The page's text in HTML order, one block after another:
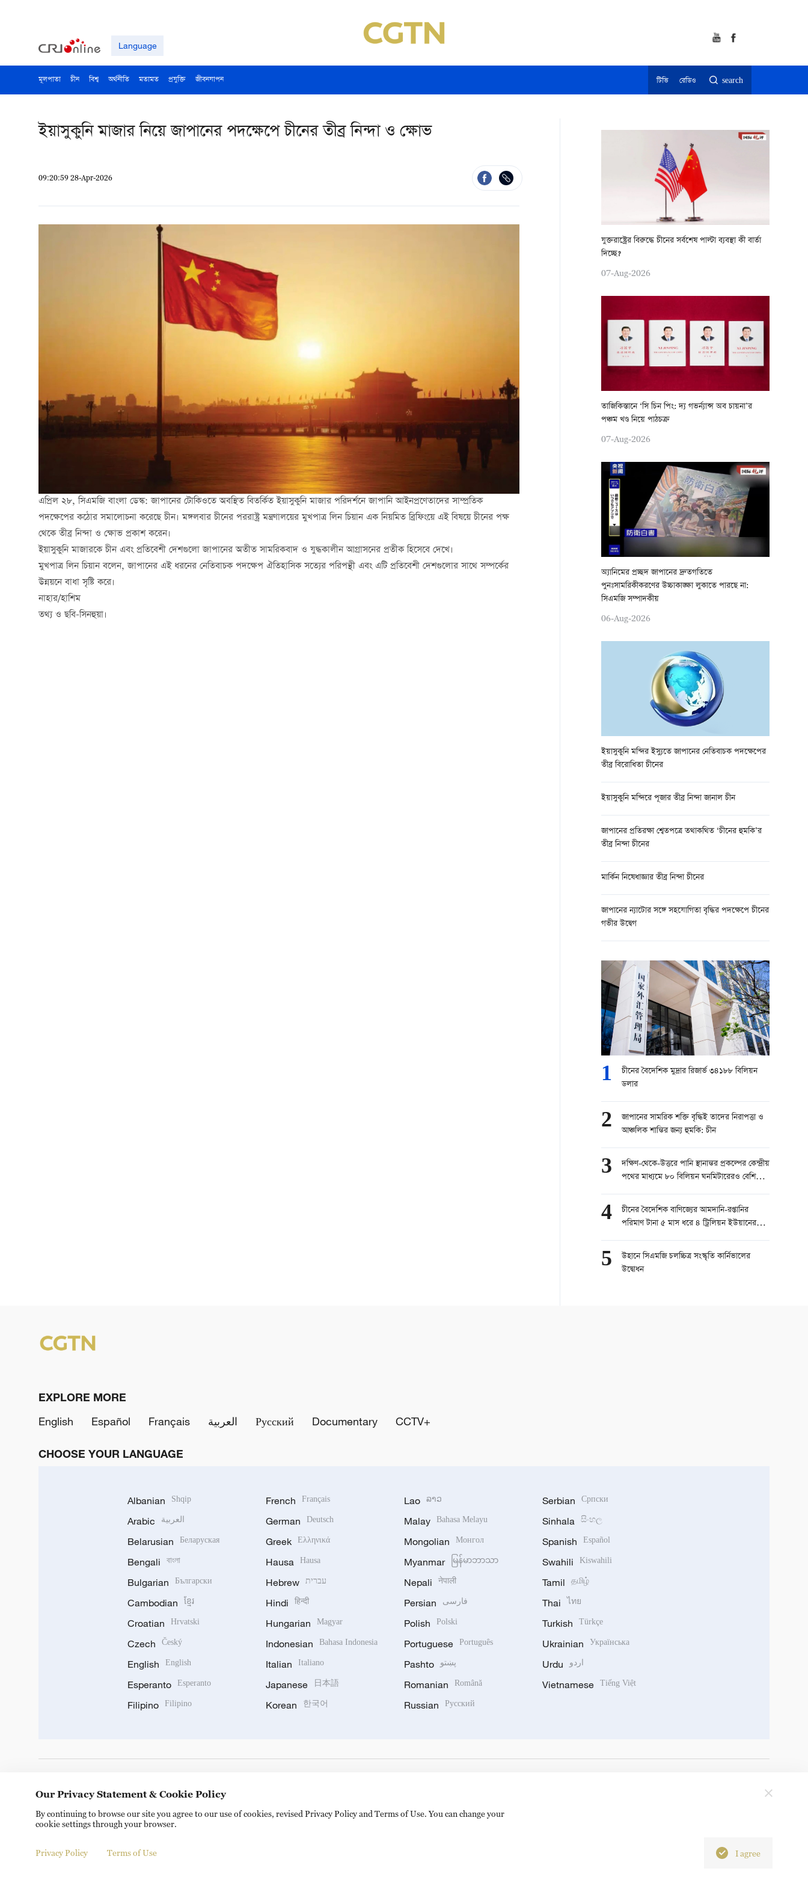
Language
মূলপাতা চীন বিশ্ব অর্থনীতি মতামত প্রযুক্তি জীবনযাপন টিভি রেডিও search
ইয়াসুকুনি মাজার নিয়ে জাপানের পদক্ষেপে চীনের তীব্র নিন্দা ও ক্ষোভ
09:20:59 28-Apr-2026
এপ্রিল ২৮, সিএমজি বাংলা ডেস্ক: জাপানের টোকিওতে অবস্থিত বিতর্কিত ইয়াসুকুনি মাজার পরিদর্শনে জাপানি আইনপ্রণেতাদের সাম্প্রতিক
পদক্ষেপের কঠোর সমালোচনা করেছে চীন। মঙ্গলবার চীনের পররাষ্ট্র মন্ত্রণালয়ের মুখপাত্র লিন চিয়ান এক নিয়মিত ব্রিফিংয়ে এই বিষয়ে চীনের পক্ষ
থেকে তীব্র নিন্দা ও ক্ষোভ প্রকাশ করেন।
ইয়াসুকুনি মাজারকে চীন এবং প্রতিবেশী দেশগুলো জাপানের অতীত সামরিকবাদ ও যুদ্ধকালীন আগ্রাসনের প্রতীক হিসেবে দেখে।
মুখপাত্র লিন চিয়ান বলেন, জাপানের এই ধরনের নেতিবাচক পদক্ষেপ ঐতিহাসিক সত্যের পরিপন্থী এবং এটি প্রতিবেশী দেশগুলোর সাথে সম্পর্কের
উন্নয়নে বাধা সৃষ্টি করে।
নাহার/হাশিম
তথ্য ও ছবি-সিনহুয়া।
যুক্তরাষ্ট্রের বিরুদ্ধে চীনের সর্বশেষ পাল্টা ব্যবস্থা কী বার্তা
দিচ্ছে?
07-Aug-2026
তাজিকিস্তানে ‘সি চিন পিং: দ্য গভর্ন্যান্স অব চায়না’র
পঞ্চম খণ্ড নিয়ে পাঠচক্র
07-Aug-2026
অ্যানিমের প্রচ্ছদ জাপানের দ্রুতগতিতে
পুনঃসামরিকীকরণের উচ্চাকাঙ্ক্ষা লুকাতে পারছে না:
সিএমজি সম্পাদকীয়
06-Aug-2026
ইয়াসুকুনি মন্দির ইস্যুতে জাপানের নেতিবাচক পদক্ষেপের
তীব্র বিরোধিতা চীনের
ইয়াসুকুনি মন্দিরে পূজার তীব্র নিন্দা জানাল চীন
জাপানের প্রতিরক্ষা শ্বেতপত্রে তথাকথিত ‘চীনের হুমকি’র
তীব্র নিন্দা চীনের
মার্কিন নিষেধাজ্ঞার তীব্র নিন্দা চীনের
জাপানের ন্যাটোর সঙ্গে সহযোগিতা বৃদ্ধির পদক্ষেপে চীনের
গভীর উদ্বেগ
1
চীনের বৈদেশিক মুদ্রার রিজার্ভ ৩৪১৮৮ বিলিয়ন
ডলার
2
জাপানের সামরিক শক্তি বৃদ্ধিই তাদের নিরাপত্তা ও
আঞ্চলিক শান্তির জন্য হুমকি: চীন
3
দক্ষিণ-থেকে-উত্তরে পানি স্থানান্তর প্রকল্পের কেন্দ্রীয়
পথের মাধ্যমে ৮০ বিলিয়ন ঘনমিটারেরও বেশি
4
চীনের বৈদেশিক বাণিজ্যের আমদানি-রপ্তানির
পরিমাণ টানা ৫ মাস ধরে ৪ ট্রিলিয়ন ইউয়ানের
5
উহানে সিএমজি চলচ্চিত্র সংস্কৃতি কার্নিভালের
উদ্বোধন
EXPLORE MORE
English
Español Français العربية Русский Documentary CCTV+
CHOOSE YOUR LANGUAGE
Albanian Shqip
Arabic العربية
Belarusian Беларуская
Bengali বাংলা
Bulgarian Български
Cambodian ខ្មែរ
Croatian Hrvatski
Czech Český
English English
Esperanto Esperanto
Filipino Filipino
French Français
German Deutsch
Greek Ελληνικά
Hausa Hausa
Hebrew עברית
Hindi हिन्दी
Hungarian Magyar
Indonesian Bahasa Indonesia
Italian Italiano
Japanese 日本語
Korean 한국어
Lao ລາວ
Malay Bahasa Melayu
Mongolian Монгол
Myanmar မြန်မာဘာသာ
Nepali नेपाली
Persian فارسی
Polish Polski
Portuguese Português
Pashto پښتو
Romanian Română
Russian Русский
Serbian Српски
Sinhala සිංහල
Spanish Español
Swahili Kiswahili
Tamil தமிழ்
Thai ไทย
Turkish Türkçe
Ukrainian Українська
Urdu اردو
Vietnamese Tiếng Việt
© China Radio International.CRI. All Rights Reserved. 16A Shijingshan Road, Beijing, China. 100040
Our Privacy Statement & Cookie Policy
By continuing to browse our site you agree to our use of cookies, revised Privacy Policy and Terms of Use. You can change your
cookie settings through your browser.
Privacy Policy Terms of Use I agree